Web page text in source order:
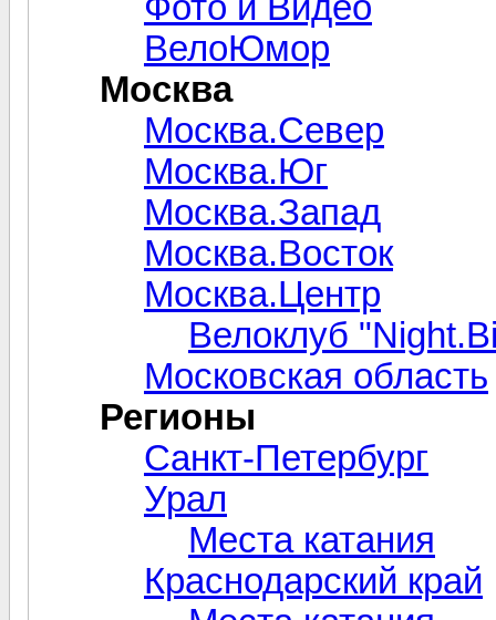
ВелоЮмор
Москва
Москва.Север
Москва.Юг
Москва.Запад
Москва.Восток
Москва.Центр
Велоклуб
Московская область
Регионы
Санкт-Петербург
Урал
Места катания
Краснодарский край